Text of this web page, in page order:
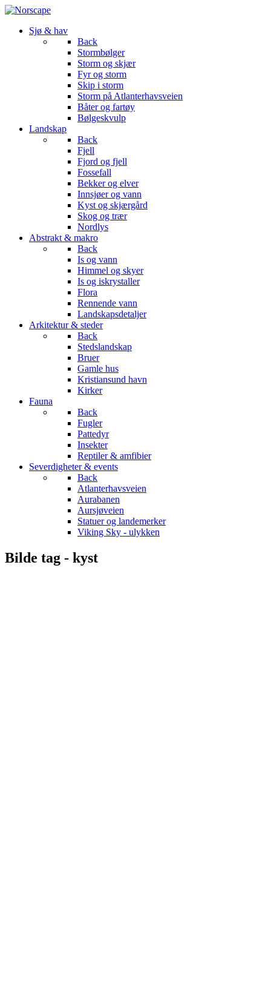
Sjø & hav
Back
Stormbølger
Storm og skjær
Fyr og storm
Skip i storm
Storm på Atlanterhavsveien
Båter og fartøy
Bølgeskvulp
Landskap
Back
Fjell
Fjord og fjell
Fossefall
Bekker og elver
Innsjøer og vann
Kyst og skjærgård
Skog og trær
Nordlys
Abstrakt & makro
Back
Is og vann
Himmel og skyer
Is og iskrystaller
Flora
Rennende vann
Landskapsdetaljer
Arkitektur & steder
Back
Stedslandskap
Bruer
Gamle hus
Kristiansund havn
Kirker
Fauna
Back
Fugler
Pattedyr
Insekter
Reptiler & amfibier
Severdigheter & events
Back
Atlanterhavsveien
Aurabanen
Aursjøveien
Statuer og landemerker
Viking Sky - ulykken
Bilde tag - kyst